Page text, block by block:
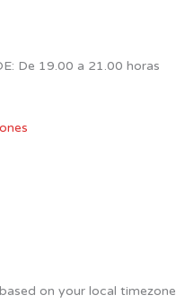
De 19.00 a 21.00 horas
on your local